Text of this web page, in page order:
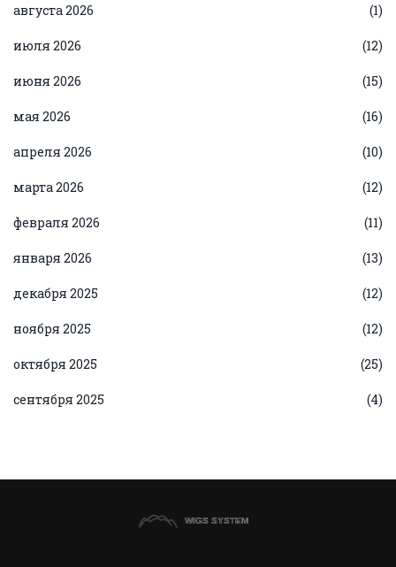
августа 2026 (1)
июля 2026 (12)
июня 2026 (15)
мая 2026 (16)
апреля 2026 (10)
марта 2026 (12)
февраля 2026 (11)
января 2026 (13)
декабря 2025 (12)
ноября 2025 (12)
октября 2025 (25)
сентября 2025 (4)